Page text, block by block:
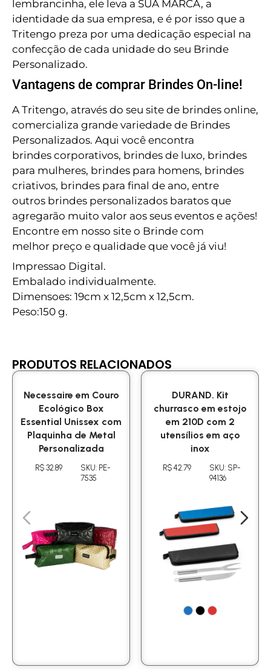
lembrancinha, ele leva a SUA MARCA, a
identidade da sua empresa, e é por isso que a
Tritengo preza por uma dedicação especial na
confecção de cada unidade do seu Brinde
Personalizado.
Vantagens de comprar Brindes On-line!
A Tritengo, através do seu site de brindes online,
comercializa grande variedade de Brindes
Personalizados. Aqui você encontra
brindes corporativos, brindes de luxo, brindes
para mulheres, brindes para homens, brindes
criativos, brindes para final de ano, entre
outros brindes personalizados baratos que
agregarão muito valor aos seus eventos e ações!
Encontre em nosso site o Brinde com
melhor preço e qualidade que você já viu!
Impressao Digital.
Embalado individualmente.
Dimensoes: 19cm x 12,5cm x 12,5cm.
Peso:150 g.
PRODUTOS RELACIONADOS
Necessaire em Couro
Ecológico Box
Essential Unissex com
Plaquinha de Metal
Personalizada
R$ 32.89
SKU: PE-
7535
DURAND. Kit
churrasco em estojo
em 210D com 2
utensílios em aço
inox
R$ 42.79
SKU: SP-
94136